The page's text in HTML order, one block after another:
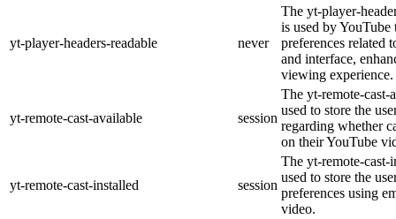
yt-player-headers-readable never
The yt-player-
is used by YouTube
preferences related
and interface,
viewing experience.
yt-remote-cast-available session
The yt-remote-cast-
used to store the
regarding whether
on their YouTube
yt-remote-cast-installed session
The yt-remote-cast-
used to store the
preferences using
video.